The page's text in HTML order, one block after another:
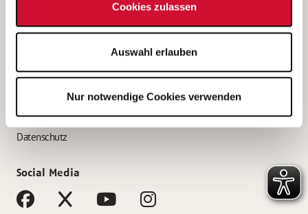
Cookies zulassen
Auswahl erlauben
Nur notwendige Cookies verwenden
Bewerbung als Erzieher*in
AWO Gliederungen nach Bundesland
Impressum
Datenschutz
Social Media